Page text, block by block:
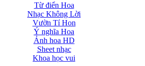
Từ điển Hoa
Nhạc Không Lời
Vườn Tí Hon
Ý nghĩa Hoa
Ảnh hoa HD
Sheet nhạc
Khoa học vui